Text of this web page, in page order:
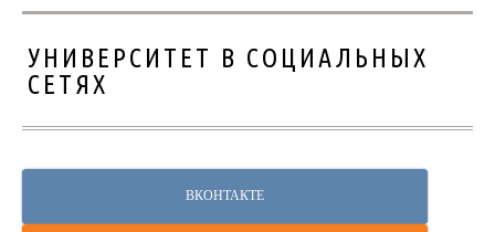
УНИВЕРСИТЕТ В СОЦИАЛЬНЫХ
СЕТЯХ
ВКОНТАКТЕ